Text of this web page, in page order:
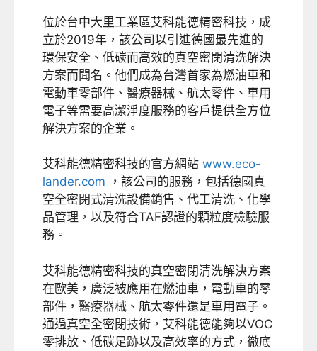
位於台中大里工業區艾科能德精密科技，成
立於2019年，該公司以引進德國最先進的
環保安全、低碳而高效的真空密閉清洗解決
方案而聞名。他們成為台灣首家為燃油車和
電動車零部件、醫療器械、航太零件、車用
電子等需要高潔淨度服務的客戶提供全方位
解決方案的企業。
艾科能德精密科技的官方網站 www.eco-
lander.com ，該公司的服務，包括德國真
空全密閉式清洗設備銷售、代工清洗、化學
品管理，以及符合TAF認證的顆粒度檢驗服
務。
艾科能德精密科技的真空密閉清洗解決方案
在歐美，廣泛被應用在燃油車，電動車的零
部件，醫療器械、航太零件還是車用電子。
通過真空全密閉技術，艾科能德能夠以VOC
零排放、低碳足跡以及高效率的方式，徹底